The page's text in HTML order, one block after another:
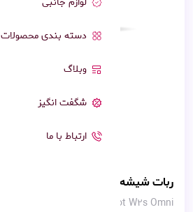
دسته بندی محصولات
وبلاگ
شگفت انگیز
ارتباط با ما
ربات شیشه‌شور Ecovacs Winbot W2s Omni
Ecovacs Winbot W2s Omni